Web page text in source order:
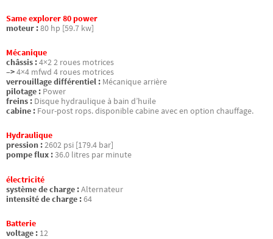
Same explorer 80 power
moteur :80 hp [59.7 kw]
Mécanique
châssis :4×2 2 roues motrices
–>4×4 mfwd 4 roues motrices
verrouillage différentiel : Mécanique arrière
pilotage : Power
freins : Disque hydraulique à bain d’huile
cabine : Four-post rops. disponible cabine avec en option chauffage.
Hydraulique
pression :2602 psi [179.4 bar]
pompe flux :36.0 litres par minute
électricité
système de charge :Alternateur
intensité de charge :64
Batterie
voltage : 12